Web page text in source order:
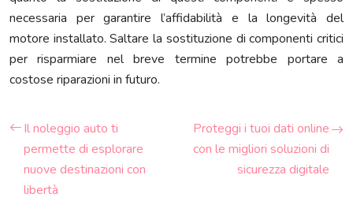
necessaria per garantire l’affidabilità e la longevità del
motore installato. Saltare la sostituzione di componenti critici
per risparmiare nel breve termine potrebbe portare a
costose riparazioni in futuro.
Il noleggio auto ti
permette di esplorare
nuove destinazioni con
libertà
Proteggi i tuoi dati online
con le migliori soluzioni di
sicurezza digitale